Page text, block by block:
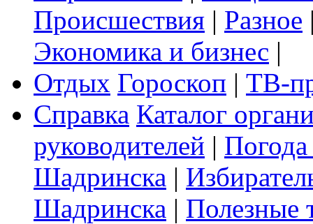
Происшествия | Разное
Экономика и бизнес |
Отдых Гороскоп | ТВ-
Справка Каталог
руководителей |
Шадринска |
Шадринска | Полезные